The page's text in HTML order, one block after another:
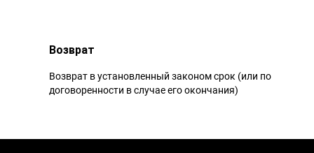
Возврат
Возврат в установленный законом срок (или по
договоренности в случае его окончания)